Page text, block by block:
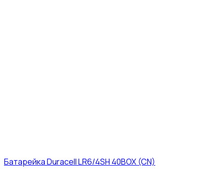
Батарейка Duracell LR6/4SH 40BOX (CN)